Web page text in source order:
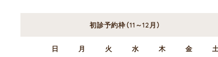
初診予約枠（11～12月）
日 月 火 水 木 金